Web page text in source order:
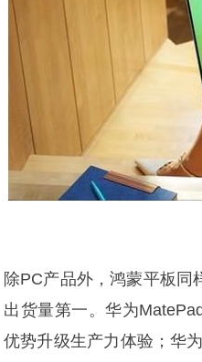
除PC产品外，鸿蒙平板
出货量第一。华为
优势升级生产力体验；华